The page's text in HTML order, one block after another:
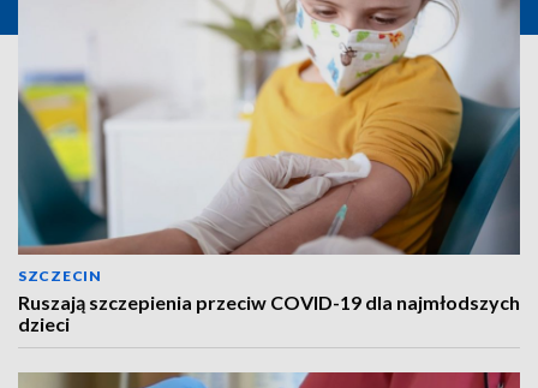
SZCZECIN
Ruszają szczepienia przeciw COVID-19 dla najmłodszych
dzieci